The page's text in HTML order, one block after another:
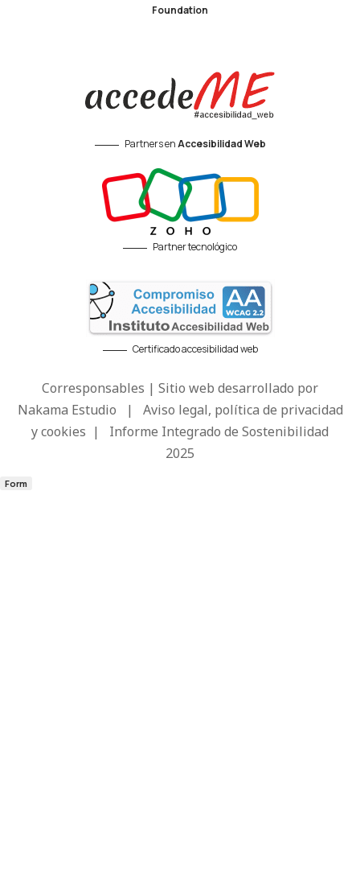
Foundation
Partners enAccesibilidad Web
Partner tecnológico
Certificado accesibilidad web
Corresponsables | Sitio web desarrollado por
Nakama Estudio | Aviso legal, política de privacidad
y cookies | Informe Integrado de Sostenibilidad
2025
Form